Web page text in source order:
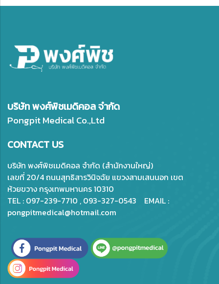
บริษัท พงศ์พิชเมดิคอล จำกัด
Pongpit Medical Co.,Ltd
CONTACT US
บริษัท พงศ์พิชเมดิคอล จำกัด (สำนักงานใหญ่)
เลขที่ 20/4 ถนนสุทธิสารวินิจฉัย แขวงสามเสนนอก เขต
ห้วยขวาง กรุงเทพมหานคร 10310
TEL : 097-239-7710 , 093-327-0543 EMAIL :
pongpitmedical@hotmail.com